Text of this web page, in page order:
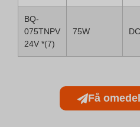
BQ-
075TNPV
24V *(7)
75W
Få